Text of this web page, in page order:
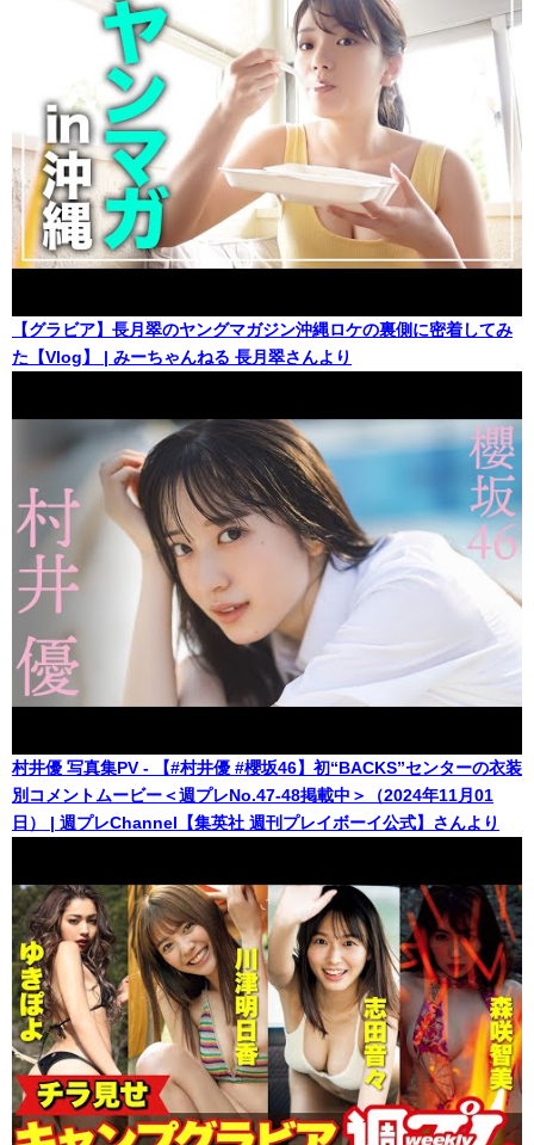
【グラビア】長月翠のヤングマガジン沖縄ロケの裏側に密着してみ
た【Vlog】 | みーちゃんねる 長月翠さんより
村井優 写真集PV - 【#村井優 #櫻坂46】初“BACKS”センターの衣装
別コメントムービー＜週プレNo.47-48掲載中＞（2024年11月01
日） | 週プレChannel【集英社 週刊プレイボーイ公式】さんより